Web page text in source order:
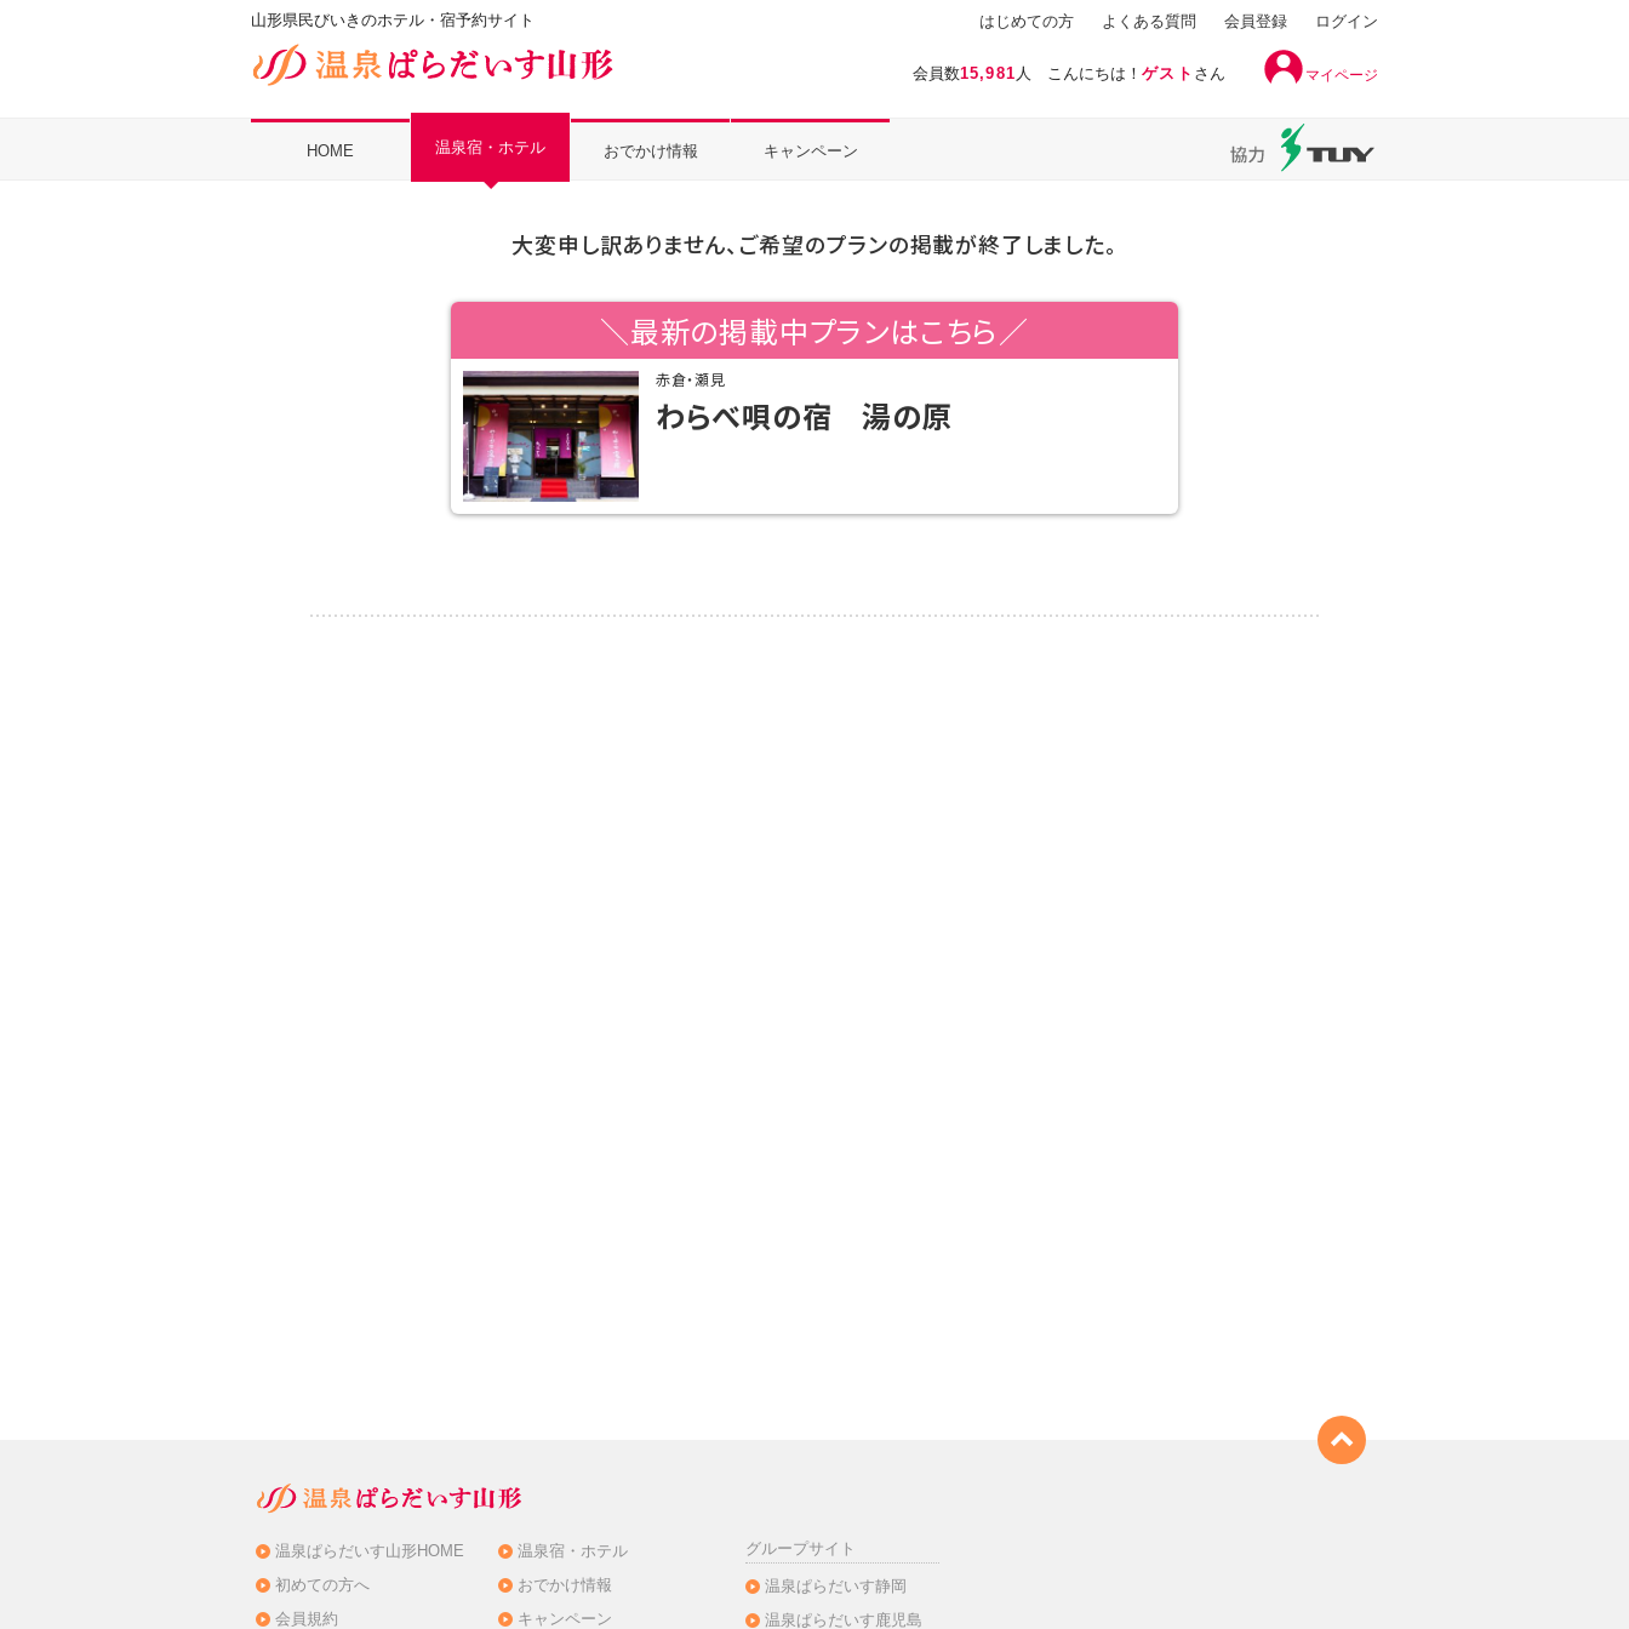
山形県民びいきのホテル・宿予約サイト
会員数15,981 人 こんにちは！ゲスト さん マイページ
はじめての方 よくある質問 会員登録 ログイン
HOME 温泉宿・ホテル おでかけ情報 キャンペーン
大変申し訳ありません、ご希望のプランの掲載が終了しました。
＼最新の掲載中プランはこちら／
赤倉・瀬見
わらべ唄の宿 湯の原
温泉ぱらだいす山形HOME
初めての方へ
会員規約
温泉宿・ホテル
おでかけ情報
キャンペーン
グループサイト
温泉ぱらだいす静岡
温泉ぱらだいす鹿児島